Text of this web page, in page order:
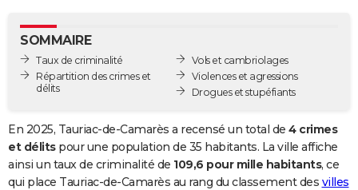
GUIDES D'ACHAT
BONS PLANS
Carte de Noël
Carte Bonne année
Carte Saint-Valentin
Carte Pâques
Carte d'anniversaire
DICTIONNAIRE
Dictionnaire
Biographies
Citations
Expressions
Proverbes
PROGRAMME TV
SOMMAIRE
Taux de criminalité
Répartition des crimes et
délits
Vols et cambriolages
Violences et agressions
Drogues et stupéfiants
En 2025, Tauriac-de-Camarès a recensé un total de 4 crimes
et délitspour une population de 35 habitants. La ville affiche
ainsi un taux de criminalité de 109,6 pour mille habitants, ce
qui place Tauriac-de-Camarès au rang du classement des villes